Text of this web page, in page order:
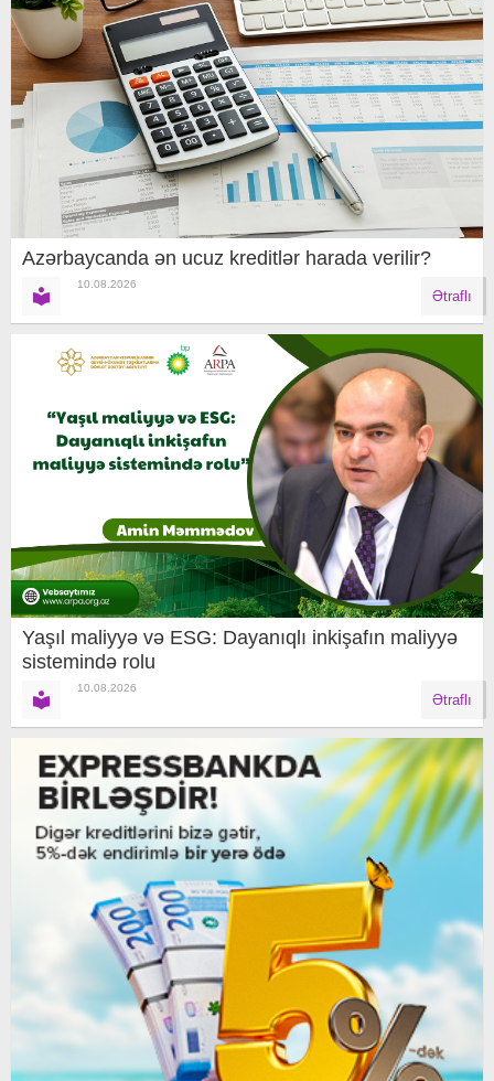
Azərbaycanda ən ucuz kreditlər harada verilir?
10.08.2026
Ətraflı
Yaşıl maliyyə və ESG: Dayanıqlı inkişafın maliyyə
sistemində rolu
10.08.2026
Ətraflı